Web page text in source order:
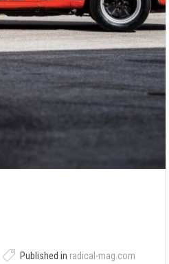
Published in radical-mag.com